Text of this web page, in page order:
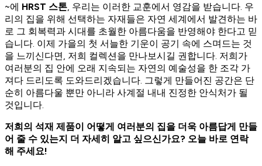
~에 HRST 스톤, 우리는 이러한 교훈에서 영감을 받습니다. 우
리의 집을 위해 선택하는 자재들은 자연 세계에서 발견하는 바
로 그 회복력과 시대를 초월한 아름다움을 반영해야 한다고 믿
습니다. 이제 가을의 첫 서늘한 기운이 공기 속에 스며드는 것
을 느끼신다면, 저희 컬렉션을 만나보시길 권합니다. 저희가
여러분의 집 안에 오래 지속되는 자연의 예술성을 한 조각 가
져다 드리도록 도와드리겠습니다. 그렇게 만들어진 공간은 단
순히 아름다울 뿐만 아니라 사계절 내내 진정한 안식처가 될
것입니다.
저희의 석재 제품이 어떻게 여러분의 집을 더욱 아름답게 만들
어 줄 수 있는지 더 자세히 알고 싶으신가요? 오늘 바로 연락
해 주세요!